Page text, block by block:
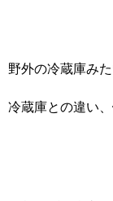
野外の冷蔵庫み
冷蔵庫との違い、